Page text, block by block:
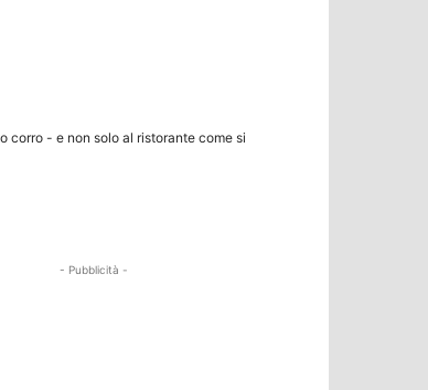
corro - e non solo al ristorante come si
- Pubblicità -